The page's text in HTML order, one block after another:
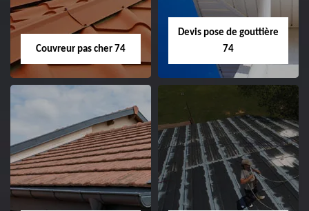
Couvreur pas cher 74
Devis pose de gouttière
74